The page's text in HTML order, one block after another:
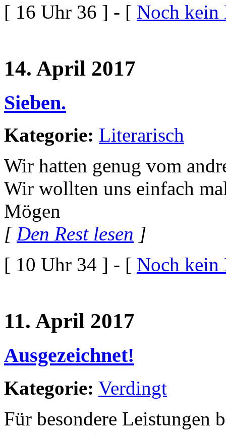
[ 16 Uhr 36 ] - [ Noch kein
14. April 2017
Sieben.
Kategorie: Literarisch
Wir hatten genug vom
Wir wollten uns einfach
Mögen
[Den Rest lesen ]
[ 10 Uhr 34 ] - [ Noch kein
11. April 2017
Ausgezeichnet!
Kategorie: Verdingt
Für besondere Leistungen